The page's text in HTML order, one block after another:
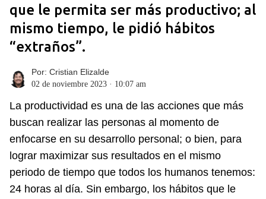
que le permita ser más productivo; al
mismo tiempo, le pidió hábitos
“extraños”.
Por: Cristian Elizalde
02 de noviembre 2023 · 10:07 am
La productividad es una de las acciones que más
buscan realizar las personas al momento de
enfocarse en su desarrollo personal; o bien, para
lograr maximizar sus resultados en el mismo
periodo de tiempo que todos los humanos tenemos:
24 horas al día. Sin embargo, los hábitos que le